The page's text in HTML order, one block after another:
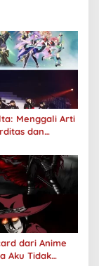
Menggali Arti
dan
dari Anime
Aku Tidak